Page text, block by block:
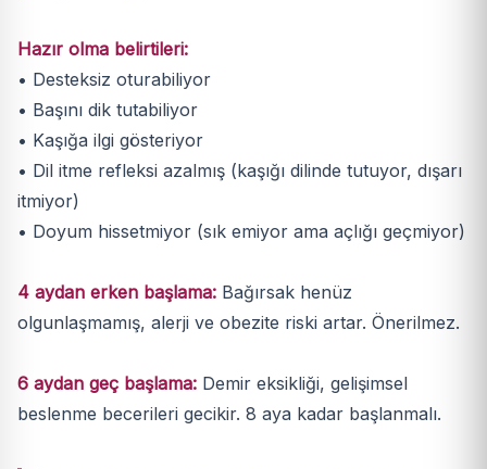
Hazır olma belirtileri:
• Desteksiz oturabiliyor
• Başını dik tutabiliyor
• Kaşığa ilgi gösteriyor
• Dil itme refleksi azalmış (kaşığı dilinde tutuyor, dışarı
itmiyor)
• Doyum hissetmiyor (sık emiyor ama açlığı geçmiyor)
4 aydan erken başlama: Bağırsak henüz
olgunlaşmamış, alerji ve obezite riski artar. Önerilmez.
6 aydan geç başlama: Demir eksikliği, gelişimsel
beslenme becerileri gecikir. 8 aya kadar başlanmalı.